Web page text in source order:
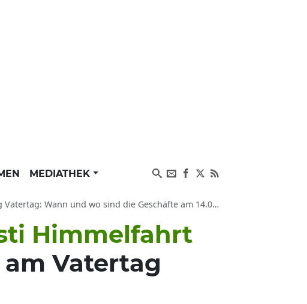
MEDIATHEK
und wo sind die Geschäfte am 14.05.26 geöffnet in Leipzig
Himmelfahrt
Vatertag